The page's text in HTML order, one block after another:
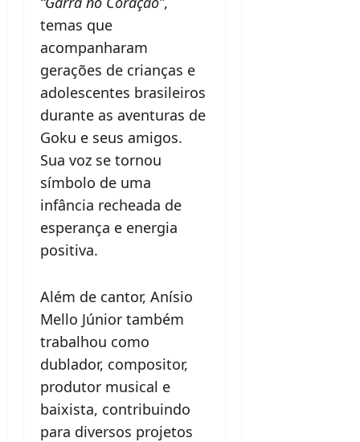
temas que
acompanharam
gerações de crianças e
adolescentes brasileiros
durante as aventuras de
Goku e seus amigos.
Sua voz se tornou
símbolo de uma
infância recheada de
esperança e energia
positiva.
Além de cantor, Anísio
Mello Júnior também
trabalhou como
dublador, compositor,
produtor musical e
baixista, contribuindo
para diversos projetos